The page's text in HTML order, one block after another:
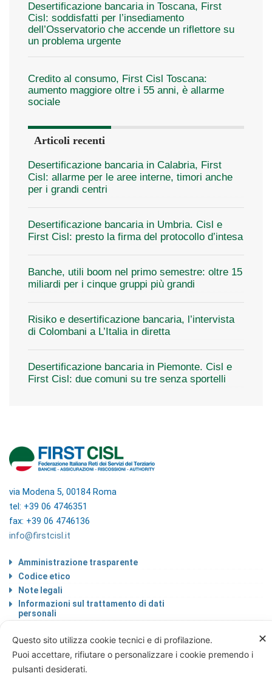
Desertificazione bancaria in Toscana, First
Cisl: soddisfatti per l’insediamento
dell’Osservatorio che accende un riflettore su
un problema urgente
Credito al consumo, First Cisl Toscana:
aumento maggiore oltre i 55 anni, è allarme
sociale
Articoli recenti
Desertificazione bancaria in Calabria, First
Cisl: allarme per le aree interne, timori anche
per i grandi centri
Desertificazione bancaria in Umbria. Cisl e
First Cisl: presto la firma del protocollo d’intesa
Banche, utili boom nel primo semestre: oltre 15
miliardi per i cinque gruppi più grandi
Risiko e desertificazione bancaria, l’intervista
di Colombani a L’Italia in diretta
Desertificazione bancaria in Piemonte. Cisl e
First Cisl: due comuni su tre senza sportelli
via Modena 5, 00184 Roma
tel: +39 06 4746351
fax: +39 06 4746136
info@firstcisl.it
Amministrazione trasparente
Codice etico
Note legali
Informazioni sul trattamento di dati
personali
Home
✕
Questo sito utilizza cookie tecnici e di profilazione.
Puoi accettare, rifiutare o personalizzare i cookie premendo i
pulsanti desiderati.